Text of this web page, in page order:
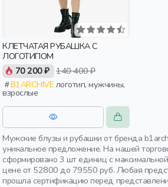
КЛЕТЧАТАЯ РУБАШКА С
ЛОГОТИПОМ
70 200 ₽ 140 400 ₽
B1ARCHIVEлоготип, мужчины,
взрослые
Мужские блузы и рубашки от бренда
уникальное предложение. На нашей
сформировано 3 шт единиц с
цене от 52800 до 79550 руб. Любая
прошла сертификацию перед